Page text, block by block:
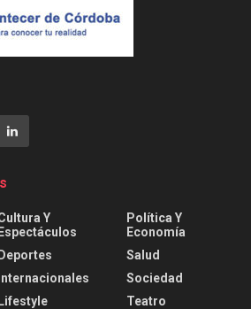
Y
Espectáculos
Deportes
Internacionales
Lifestyle
Política Y
Economía
Salud
Sociedad
Teatro